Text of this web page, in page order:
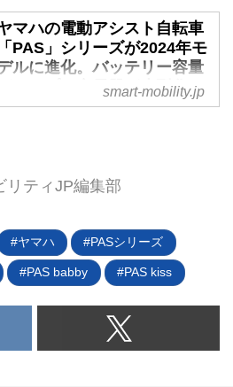
イッシュベージュモデル）
ポーツ電動アシスト自転車ブラ
ンドYPJシリーズのうち、ワバッ
ュRT（WABASH RT）とクロ
スコアRC（CROSSCORE RC）
モーターを小型化＆高出力化を
マハの電動アシスト自転車
「PAS」シリーズが2024年モ
ルに進化。バッテリー容量
がアップし充電器が小型化 -
マートモビリティJP
車「PASシリーズ」のうち、ママ
ャリの「PAS SION-U（パス シ
スポーティ＆カジュアルな
「PAS VIENTA5（パス ヴィエン
タ ファイブ）」、26型でスポー
ス）」の3車種の2024年モデルを
smart-mobility.jp
リティJP編集部
ヤマハ PASシリーズ
PAS babby PAS kiss